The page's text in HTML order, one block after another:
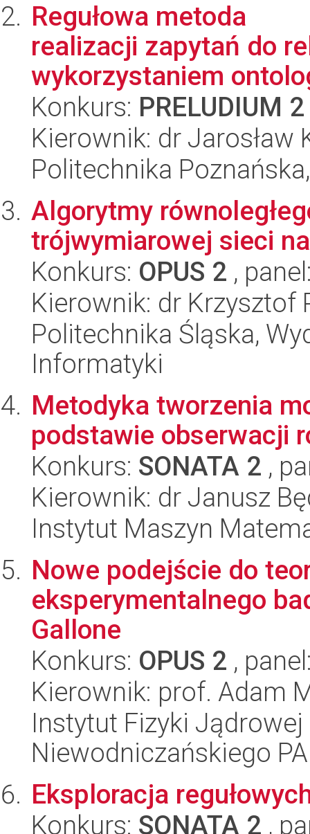
Regułowa metoda
realizacji zapytań do
wykorzystaniem
Konkurs: PRELUDIUM 2
Kierownik: dr Jarosław
Politechnika
Algorytmy
trójwymiarowej sieci
Konkurs: OPUS 2 ,
Kierownik: dr Krzysztof
Politechnika Śląska,
Informatyki
Metodyka tworzenia
podstawie obserwacji
Konkurs: SONATA 2 ,
Kierownik: dr Janusz
Instytut Maszyn
Nowe podejście do
eksperymentalnego
Gallone
Konkurs: OPUS 2 ,
Kierownik: prof. Adam
Instytut Fizyki
Niewodniczańskiego
Eksploracja
Konkurs: SONATA 2 ,